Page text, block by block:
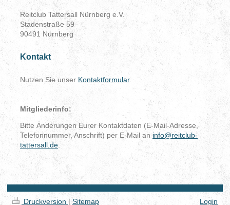
Reitclub Tattersall Nürnberg e.V.
Stadenstraße 59
90491 Nürnberg
Kontakt
Nutzen Sie unser Kontaktformular.
Mitgliederinfo:
Bitte Änderungen Eurer Kontaktdaten (E-Mail-Adresse,
Telefonnummer, Anschrift) per E-Mail aninfo@reitclub-
tattersall.de.
Druckversion | Sitemap Login